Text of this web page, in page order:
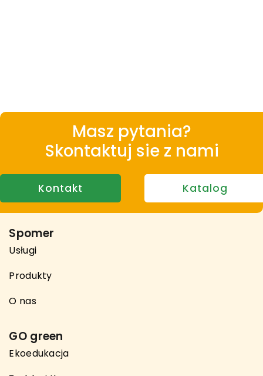
Masz pytania?
Skontaktuj sie z nami
Kontakt Katalog
Spomer
Usługi
Produkty
O nas
GO green
Ekoedukacja